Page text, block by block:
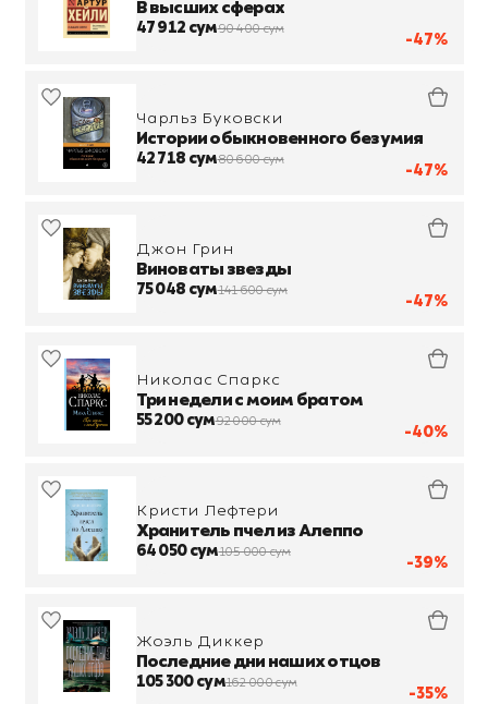
-47%
В высших сферах
47 912 сум90 400 сум
-47%
Чарльз Буковски
Истории обыкновенного безумия
42 718 сум80 600 сум
-47%
Джон Грин
Виноваты звезды
75 048 сум141 600 сум
-40%
Николас Спаркс
Три недели с моим братом
55 200 сум92 000 сум
-39%
Кристи Лефтери
Хранитель пчел из Алеппо
64 050 сум105 000 сум
-35%
Жоэль Диккер
Последние дни наших отцов
105 300 сум162 000 сум